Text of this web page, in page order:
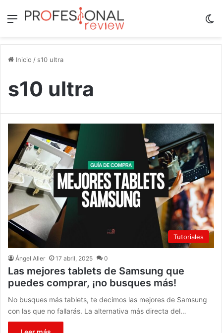
Menú
Inicio / s10 ultra
s10 ultra
Tutoriales
Ángel Aller 17 abril, 2025 0
Las mejores tablets de Samsung que
puedes comprar, ¡no busques más!
No busques más tablets, te decimos las mejores de Samsung
con las que no fallarás. La alternativa más directa del…